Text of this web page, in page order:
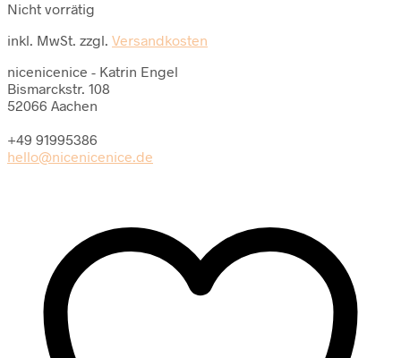
Nicht vorrätig
inkl. MwSt. zzgl. Versandkosten
nicenicenice - Katrin Engel
Bismarckstr. 108
52066 Aachen
+49 91995386
hello@nicenicenice.de